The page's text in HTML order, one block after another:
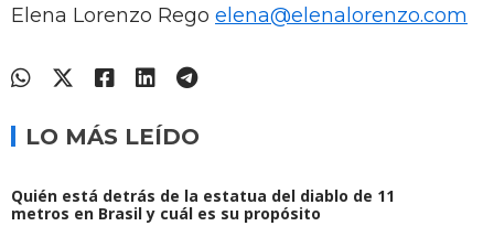
Elena Lorenzo Rego elena@elenalorenzo.com
LO MÁS LEÍDO
Quién está detrás de la estatua del diablo de 11
metros en Brasil y cuál es su propósito